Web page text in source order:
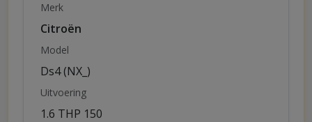
Merk
Citroën
Model
Ds4 (NX_)
Uitvoering
1.6 THP 150